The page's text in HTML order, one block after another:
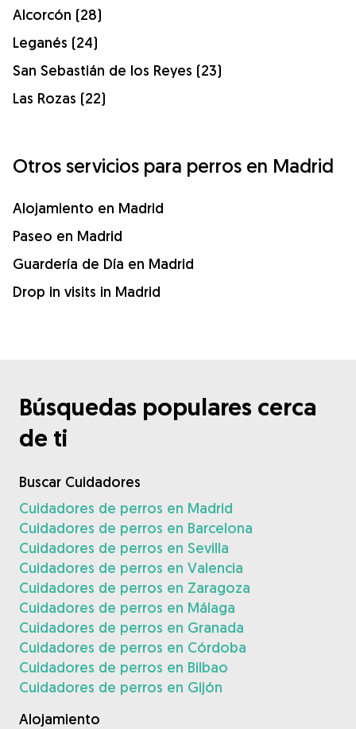
Alcorcón (28)
Leganés (24)
San Sebastián de los Reyes (23)
Las Rozas (22)
Otros servicios para perros en Madrid
Alojamiento en Madrid
Paseo en Madrid
Guardería de Día en Madrid
Drop in visits in Madrid
Búsquedas populares cerca
de ti
Buscar Cuidadores
Cuidadores de perros en Madrid
Cuidadores de perros en Barcelona
Cuidadores de perros en Sevilla
Cuidadores de perros en Valencia
Cuidadores de perros en Zaragoza
Cuidadores de perros en Málaga
Cuidadores de perros en Granada
Cuidadores de perros en Córdoba
Cuidadores de perros en Bilbao
Cuidadores de perros en Gijón
Alojamiento